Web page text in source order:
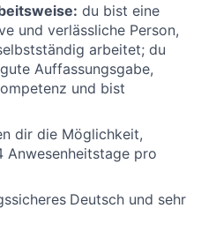
du bist eine
und verlässliche Person,
arbeitet; du
Auffassungsgabe,
und bist
dir die Möglichkeit,
pro
Deutsch und sehr